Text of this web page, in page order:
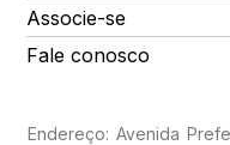
Associe-se
Fale conosco
Endereço: Avenida